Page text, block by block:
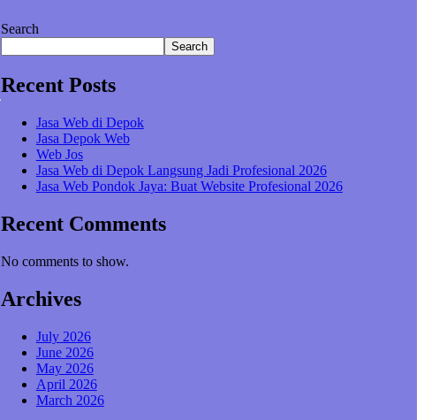
Search
Search
Recent Posts
Jasa Web di Depok
Jasa Depok Web
Web Jos
Jasa Web di Depok Langsung Jadi Profesional 2026
Jasa Web Pondok Jaya: Buat Website Profesional 2026
Recent Comments
No comments to show.
Archives
July 2026
June 2026
May 2026
April 2026
March 2026